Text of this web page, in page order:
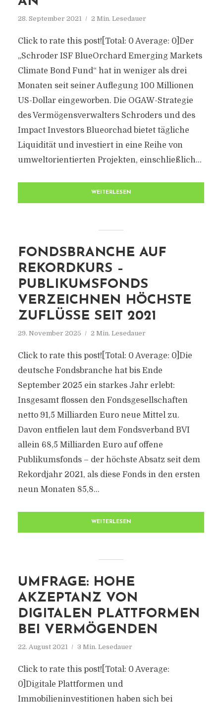
28. September 2021 2 Min. Lesedauer
Click to rate this post![Total: 0 Average: 0]Der
„Schroder ISF BlueOrchard Emerging Markets
Climate Bond Fund“ hat in weniger als drei
Monaten seit seiner Auflegung 100 Millionen
US-Dollar eingeworben. Die OGAW-Strategie
des Vermögensverwalters Schroders und des
Impact Investors Blueorchad bietet tägliche
Liquidität und investiert in eine Reihe von
umweltorientierten Projekten, einschließlich...
WEITERLESEN
FONDSBRANCHE AUF
REKORDKURS –
PUBLIKUMSFONDS
VERZEICHNEN HÖCHSTE
ZUFLÜSSE SEIT 2021
29. November 2025 2 Min. Lesedauer
Click to rate this post![Total: 0 Average: 0]Die
deutsche Fondsbranche hat bis Ende
September 2025 ein starkes Jahr erlebt:
Insgesamt flossen den Fondsgesellschaften
netto 91,5 Milliarden Euro neue Mittel zu.
Davon entfielen laut dem Fondsverband BVI
allein 68,5 Milliarden Euro auf offene
Publikumsfonds – der höchste Absatz seit dem
Rekordjahr 2021, als diese Fonds in den ersten
neun Monaten 85,8...
WEITERLESEN
UMFRAGE: HOHE
AKZEPTANZ VON
DIGITALEN PLATTFORMEN
BEI VERMÖGENDEN
22. August 2021 3 Min. Lesedauer
Click to rate this post![Total: 0 Average:
0]Digitale Plattformen und
Immobilieninvestitionen haben sich bei